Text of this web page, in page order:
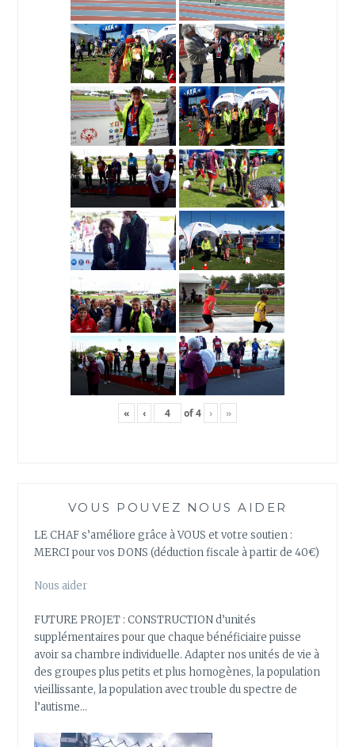
« ‹ of4 › »
VOUS POUVEZ NOUS AIDER
LE CHAF s’améliore grâce à VOUS et votre soutien :
MERCI pour vos DONS (déduction fiscale à partir de 40€)
Nous aider
FUTURE PROJET : CONSTRUCTION d’unités
supplémentaires pour que chaque bénéficiaire puisse
avoir sa chambre individuelle. Adapter nos unités de vie à
des groupes plus petits et plus homogènes, la population
vieillissante, la population avec trouble du spectre de
l’autisme…